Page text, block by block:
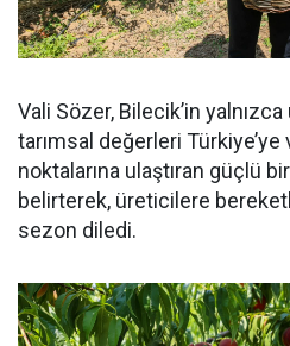
Vali Sözer, Bilecik’in
tarımsal değerleri Türkiye’ye
noktalarına ulaştıran güçlü
belirterek, üreticilere
sezon diledi.